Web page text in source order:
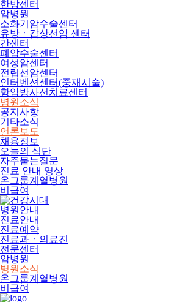
한방센터
암병원
소화기암수술센터
유방ㆍ갑상선암 센터
간센터
폐암수술센터
여성암센터
전립선암센터
인터벤션센터(중재시술)
항암방사선치료센터
병원소식
공지사항
기타소식
언론보도
채용정보
오늘의 식단
자주묻는질문
진료 안내 영상
온그룹계열병원
비급여
병원안내
진료안내
진료예약
진료과ㆍ의료진
전문센터
암병원
병원소식
온그룹계열병원
비급여